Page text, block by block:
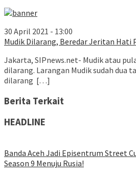
30 April 2021 - 13:00
Mudik Dilarang, Beredar Jeritan Hati
Jakarta, SIPnews.net- Mudik atau
dilarang. Larangan Mudik sudah dua
dilarang […]
Berita Terkait
HEADLINE
Banda Aceh Jadi Episentrum Street
Season 9 Menuju Rusia!